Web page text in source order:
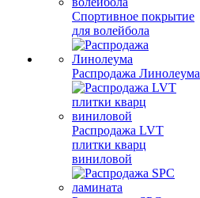
Спортивное покрытие
для волейбола
Распродажа Линолеума
Распродажа LVT
плитки кварц
виниловой